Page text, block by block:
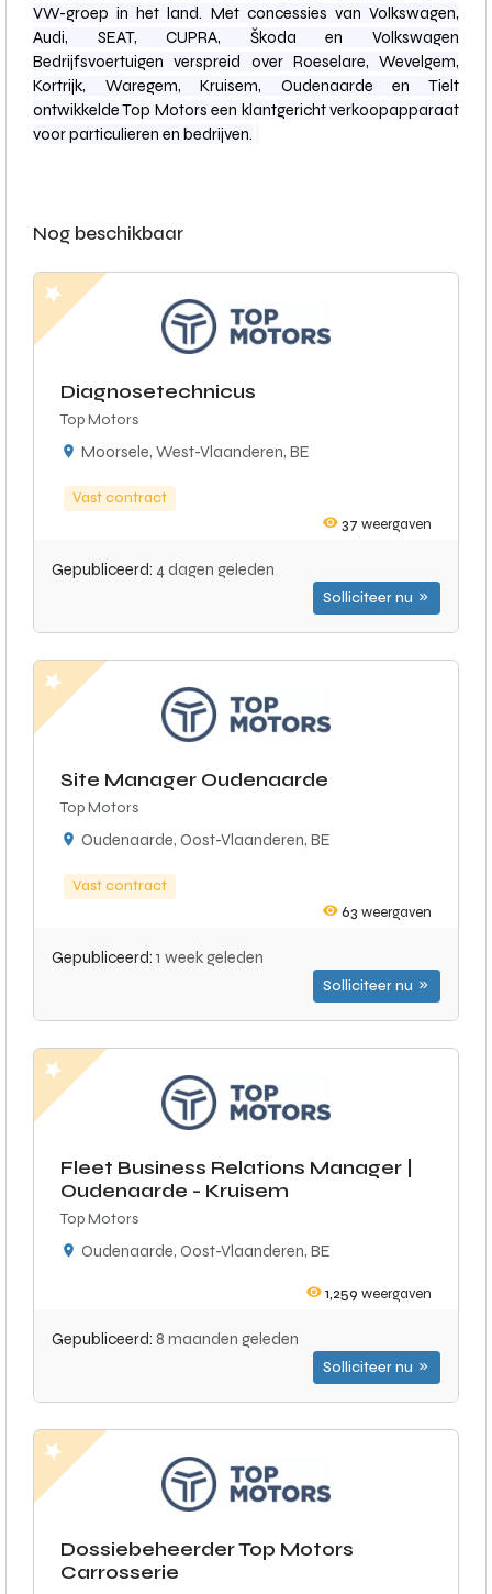
VW-groep in het land. Met concessies van Volkswagen,
Audi, SEAT, CUPRA, Škoda en Volkswagen
Bedrijfsvoertuigen verspreid over Roeselare, Wevelgem,
Kortrijk, Waregem, Kruisem, Oudenaarde en Tielt
ontwikkelde Top Motors een klantgericht verkoopapparaat
voor particulieren en bedrijven.
Nog beschikbaar
Diagnosetechnicus
Top Motors
Moorsele, West-Vlaanderen, BE
Vast contract
37 weergaven
Gepubliceerd: 4 dagen geleden
Solliciteer nu
Site Manager Oudenaarde
Top Motors
Oudenaarde, Oost-Vlaanderen, BE
Vast contract
63 weergaven
Gepubliceerd: 1 week geleden
Solliciteer nu
Fleet Business Relations Manager |
Oudenaarde - Kruisem
Top Motors
Oudenaarde, Oost-Vlaanderen, BE
1,259 weergaven
Gepubliceerd: 8 maanden geleden
Solliciteer nu
Dossiebeheerder Top Motors
Carrosserie